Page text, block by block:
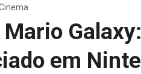
Mario
em